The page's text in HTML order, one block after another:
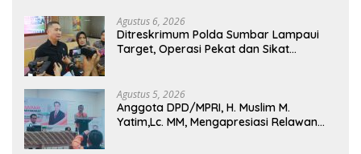
Agustus 6, 2026
Ditreskrimum Polda Sumbar Lampaui
Target, Operasi Pekat dan Sikat
Agustus 5, 2026
Anggota DPD/MPRI, H. Muslim M.
Yatim,Lc. MM, Mengapresiasi Relawan